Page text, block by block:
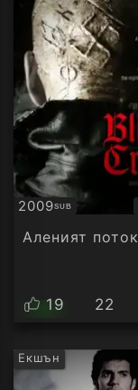
2009SUB
Субтитри
Аленият поток
19 22
Екшън